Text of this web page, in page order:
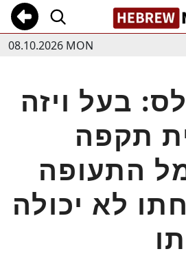
08.10.2026 MON
בעל ויזה
תקפה
התעופה
לא יכולה